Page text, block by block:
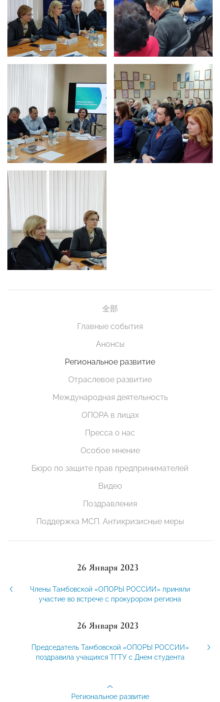
全部
Главные события
Анонсы
Региональное развитие
Отраслевое развитие
Международная деятельность
ОПОРА в лицах
Пресса о нас
Особое мнение
Бюро по защите прав предпринимателей
Видео
Поздравления
Поддержка МСП. Антикризисные меры
26 Января 2023
Члены Тамбовской «ОПОРЫ РОССИИ» приняли
участие во встрече с прокурором региона
26 Января 2023
Председатель Тамбовской «ОПОРЫ РОССИИ»
поздравила учащихся ТГТУ с Днем студента
Региональное развитие